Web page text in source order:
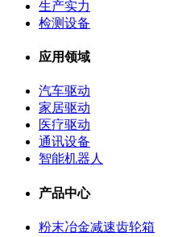
生产实力
检测设备
应用领域
汽车驱动
家居驱动
医疗驱动
通讯设备
智能机器人
产品中心
粉末冶金减速齿轮箱